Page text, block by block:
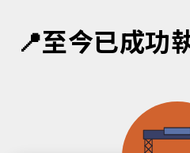
📍至今已成功